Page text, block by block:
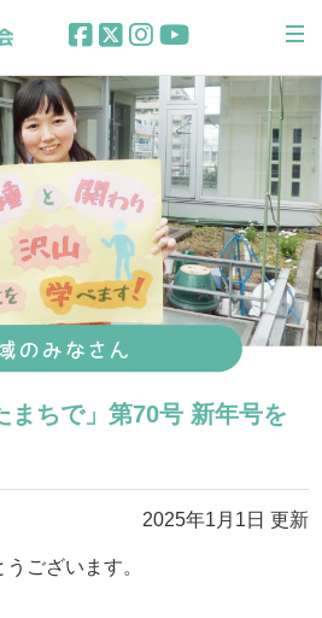
まちで」第70号 新年号を
2025年1月1日 更新
ございます。